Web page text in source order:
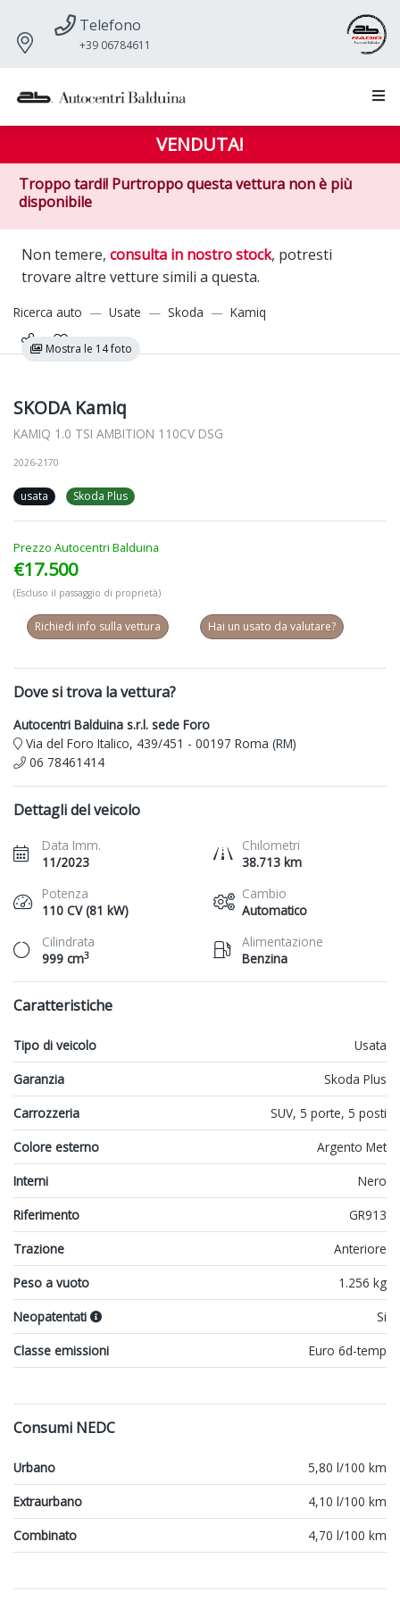
Telefono
+39 06784611
VENDUTA!
Troppo tardi! Purtroppo questa vettura non è più
disponibile
Non temere, consulta in nostro stock, potresti
trovare altre vetture simili a questa.
Ricerca auto Usate Skoda Kamiq
Mostra le 14 foto
SKODA Kamiq
KAMIQ 1.0 TSI AMBITION 110CV DSG
2026-2170
usata Skoda Plus
Prezzo Autocentri Balduina
€17.500
(Escluso il passaggio di proprietà)
Richiedi info sulla vettura Hai un usato da valutare?
Dove si trova la vettura?
Autocentri Balduina s.r.l. sede Foro
Via del Foro Italico, 439/451 - 00197 Roma (RM)
06 78461414
Dettagli del veicolo
Data Imm.
11/2023
Chilometri
38.713 km
Potenza
110 CV (81 kW)
Cambio
Automatico
Cilindrata
999 cm3
Alimentazione
Benzina
Caratteristiche
Tipo di veicolo
Usata
Garanzia
Skoda Plus
Carrozzeria
SUV, 5 porte, 5 posti
Colore esterno
Argento Met
Interni
Nero
Riferimento
GR913
Trazione
Anteriore
Peso a vuoto
1.256 kg
Neopatentati
Si
Classe emissioni
Euro 6d-temp
Consumi NEDC
Urbano
5,80 l/100 km
Extraurbano
4,10 l/100 km
Combinato
4,70 l/100 km